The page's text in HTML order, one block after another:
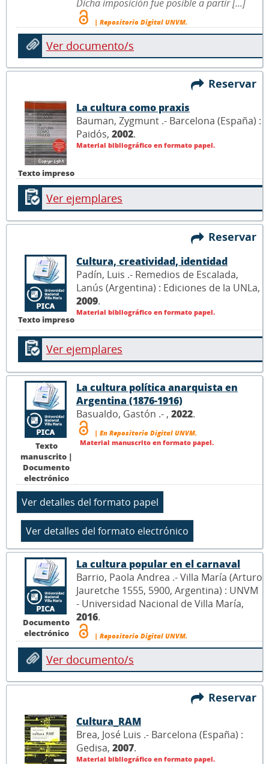
Dicha imposición fue posible a partir [...]
| Repositorio Digital UNVM.
Ver documento/s
Reservar
Texto impreso
La cultura como praxis
Bauman, Zygmunt .- Barcelona (España) :
Paidós, 2002.
Material bibliográfico en formato papel.
Ver ejemplares
Reservar
Texto impreso
Cultura, creatividad, identidad
Padín, Luis .- Remedios de Escalada,
Lanús (Argentina) : Ediciones de la UNLa,
2009.
Material bibliográfico en formato papel.
Ver ejemplares
Texto
manuscrito |
Documento
electrónico
La cultura política anarquista en
Argentina (1876-1916)
Basualdo, Gastón .- , 2022.
| En Repositorio Digital UNVM.
Material manuscrito en formato papel.
Documento
electrónico
La cultura popular en el carnaval
Barrio, Paola Andrea .- Villa María (Arturo
Jauretche 1555, 5900, Argentina) : UNVM
- Universidad Nacional de Villa María,
2016.
| Repositorio Digital UNVM.
Ver documento/s
Reservar
Cultura_RAM
Brea, José Luis .- Barcelona (España) :
Gedisa, 2007.
Material bibliográfico en formato papel.